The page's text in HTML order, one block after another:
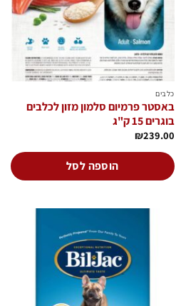
כלבים
באסטר פרמיום סלמון מזון לכלבים
בוגרים 15 ק"ג
₪239.00
הוספה לסל